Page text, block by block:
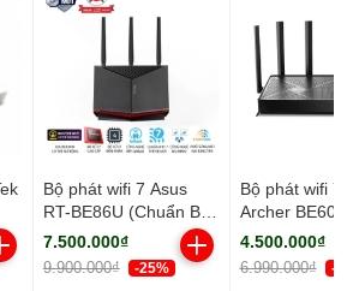
Bộ phát wifi 7 Asus
RT-BE86U (Chuẩn BE/
BE6800Mbps/ 3 Ăng-
ten ngoài, 1 ăng-ten
ngầm/ AIMesh)
7.500.000₫
9.900.000₫ -25%
Bộ phát wifi 7
Archer BE600
BE/
ten ngoài/
4.500.000₫
6.990.000₫ -